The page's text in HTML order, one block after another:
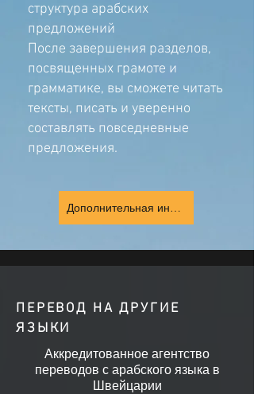
структура арабских
предложений
После завершения разделов,
посвященных грамоте и
грамматике, вы сможете читать
тексты, писать и уверенно
составлять повседневные
предложения.
Дополнительная информация
ПЕРЕВОД НА ДРУГИЕ
ЯЗЫКИ
Аккредитованное агентство
переводов с арабского языка в
Швейцарии